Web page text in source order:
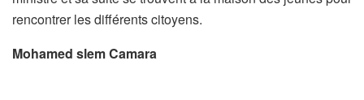
rencontrer les différents citoyens.
Mohamed slem Camara